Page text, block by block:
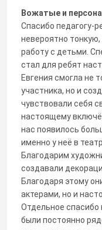
Вожатые и
Спасибо педагогу-
невероятно
работу с детьми.
стал для ребят
Евгения смогла не
участника, но и
чувствовали себя
настоящему
нас появилось
именно у неё в
Благодарим
создавали
Благодаря этому
актерами, но и
Отдельное
были постоянно